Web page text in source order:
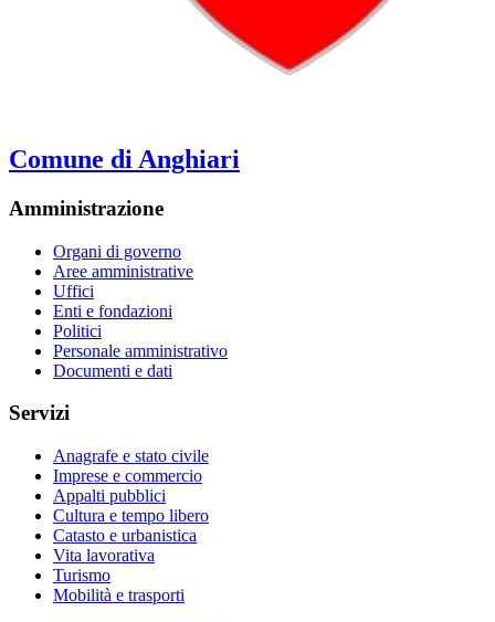
Comune di Anghiari
Amministrazione
Organi di governo
Aree amministrative
Uffici
Enti e fondazioni
Politici
Personale amministrativo
Documenti e dati
Servizi
Anagrafe e stato civile
Imprese e commercio
Appalti pubblici
Cultura e tempo libero
Catasto e urbanistica
Vita lavorativa
Turismo
Mobilità e trasporti